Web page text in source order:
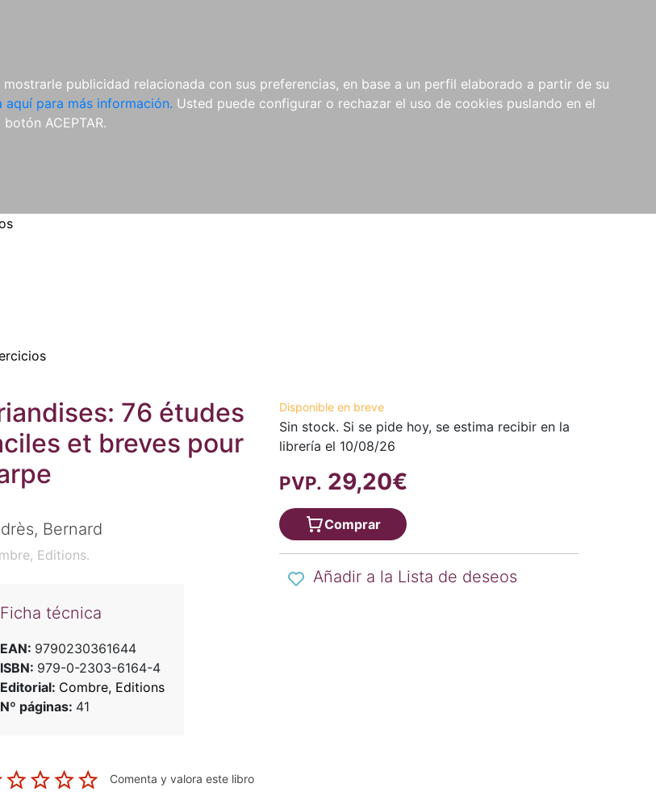
publicidad relacionada con sus preferencias, en base a un perfil elaborado a partir de su
aquí para más información. Usted puede configurar o rechazar el uso de cookies puslando en el
ACEPTAR.
REVISTAS
CDS Y
DVDS
MATERIAL
COMPLEMENTARIO
NOVEDADES NOTICIAS
COMPRAS
INSTITUCIONALES
76 études
et breves pour
Bernard
Editions.
Ficha técnica
EAN: 9790230361644
ISBN: 979-0-2303-6164-4
Editorial: Combre, Editions
Nº páginas: 41
Comenta y valora este libro
Disponible en breve
Sin stock. Si se pide hoy, se estima recibir en la
librería el 10/08/26
PVP. 29,20€
Comprar
Añadir a la Lista de deseos